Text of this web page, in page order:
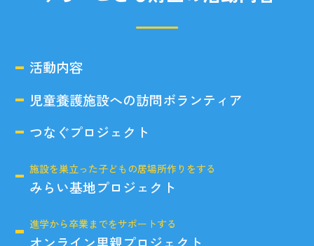
活動内容
児童養護施設への訪問ボランティア
つなぐプロジェクト
施設を巣立った子どもの居場所作りをする
みらい基地プロジェクト
進学から卒業までをサポートする